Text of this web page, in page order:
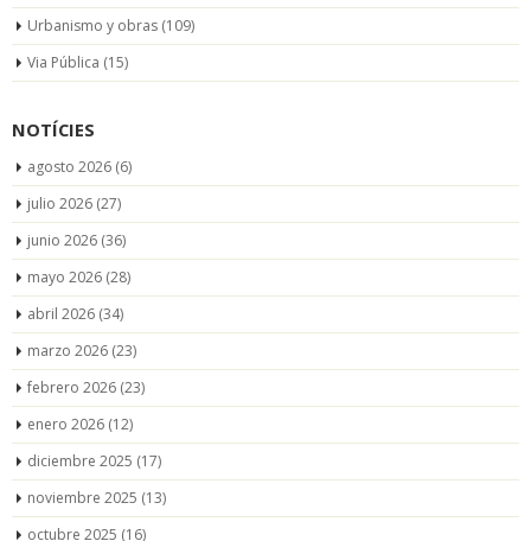
Urbanismo y obras (109)
Via Pública (15)
NOTÍCIES
agosto 2026 (6)
julio 2026 (27)
junio 2026 (36)
mayo 2026 (28)
abril 2026 (34)
marzo 2026 (23)
febrero 2026 (23)
enero 2026 (12)
diciembre 2025 (17)
noviembre 2025 (13)
octubre 2025 (16)